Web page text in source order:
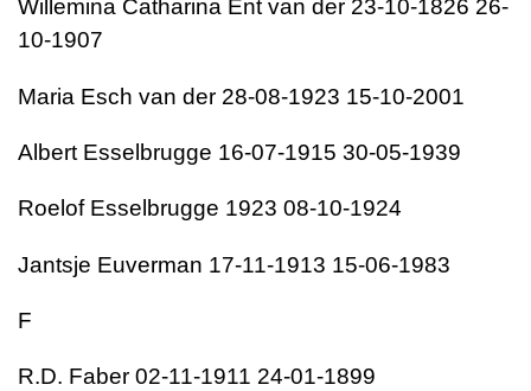
Willemina Catharina Ent van der 23-10-1826 26-
10-1907
Maria Esch van der 28-08-1923 15-10-2001
Albert Esselbrugge 16-07-1915 30-05-1939
Roelof Esselbrugge 1923 08-10-1924
Jantsje Euverman 17-11-1913 15-06-1983
F
R.D. Faber 02-11-1911 24-01-1899